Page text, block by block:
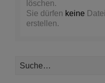
löschen.
Sie dürfen keine
erstellen.